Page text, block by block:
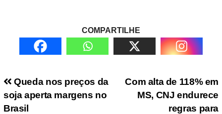
COMPARTILHE
Navegação de PostCom alta de 118% em
MS, CNJ endurece
regras para
Queda nos preços da
soja aperta margens no
Brasil